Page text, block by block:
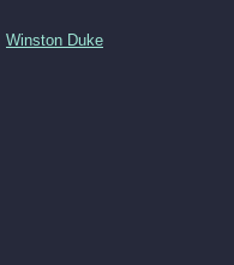
Winston Duke